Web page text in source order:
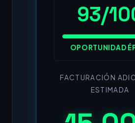
93/
OPORTUNIDAD
FACTURACIÓN
ESTIMADA